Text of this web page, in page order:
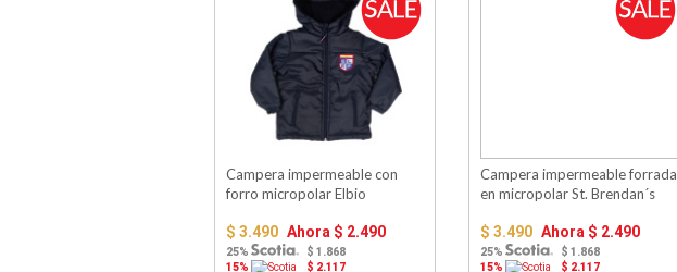
Campera impermeable con
forro micropolar Elbio
$ 3.490 Ahora $ 2.490
25%
$ 1.868
15%
$ 2.117
Campera impermeable forrada
en micropolar St. Brendan´s
$ 3.490 Ahora $ 2.490
25%
$ 1.868
15%
$ 2.117